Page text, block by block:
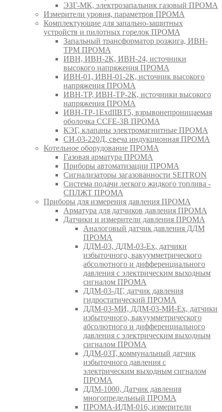
ЭЗГ-МК, электрозапальник газовый ПРОМА
Измерители уровня, параметров ПРОМА
Комплектующие для запально-защитных
устройств и пилотных горелок ПРОМА
Запальный трансформатор розжига, ИВН-
ТРМ ПРОМА
ИВН, ИВН-2К, ИВН-24, источники
высокого напряжения ПРОМА
ИВН-01, ИВН-01-2К, источник высокого
напряжения ПРОМА
ИВН-ТР, ИВН-ТР-2К, источники высокого
напряжения ПРОМА
ИВН-ТР-1ExdIIBT5, взрывонепроницаемая
оболочка CCFE-3B ПРОМА
КЭГ, клапаны электромагнитные ПРОМА
СИ-03-220Д, свеча индукционная ПРОМА
Котельное оборудование ПРОМА
Газовая арматура ПРОМА
Приборы автоматизации ПРОМА
Сигнализаторы загазованности SEITRON
Система подачи легкого жидкого топлива -
СПЛЖТ ПРОМА
Приборы для измерения давления ПРОМА
Арматура для датчиков давления ПРОМА
Датчики и измерители давления ПРОМА
Аналоговый датчик давления ДДМ
ПРОМА
ДДМ-03, ДДМ-03-Ех, датчики
избыточного, вакуумметрического
абсолютного и дифференциального
давления с электрическим выходным
сигналом ПРОМА
ДДМ-03-ДГ, датчик давления
гидростатический ПРОМА
ДДМ-03-МИ, ДДМ-03-МИ-Ех, датчики
избыточного, вакуумметрического
абсолютного и дифференциального
давления с электрическим выходным
сигналом ПРОМА
ДДМ-03Т, коммунальный датчик
избыточного давления с
электрическим выходным сигналом
ПРОМА
ДДМ-1000, Датчик давления
многопредельный ПРОМА
ПРОМА-ИДМ-016, измерители